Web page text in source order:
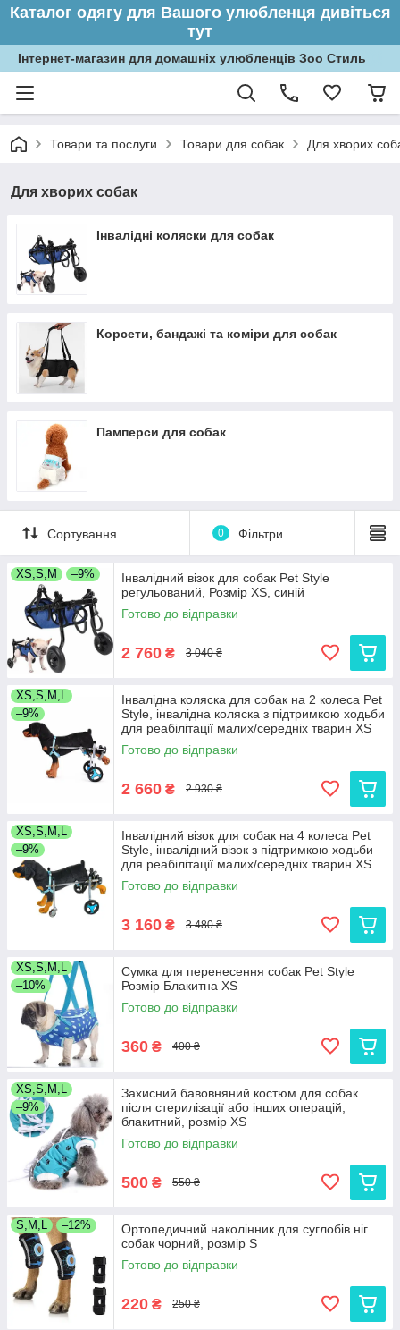
Каталог одягу для Вашого улюбленця дивіться
тут
Інтернет-магазин для домашніх улюбленців Зоо Стиль
Товари та послуги Товари для собак Для хворих
Для хворих собак
Інвалідні коляски для собак
Корсети, бандажі та коміри для собак
Памперси для собак
Сортування 0 Фільтри
XS,S,M –9%
Інвалідний візок для собак Pet Style
регульований, Розмір XS, синій
Готово до відправки
2 760 ₴ 3 040 ₴
XS,S,M,L
–9%
Інвалідна коляска для собак на 2 колеса Pet
Style, інвалідна коляска з підтримкою ходьби
для реабілітації малих/середніх тварин XS
Готово до відправки
2 660 ₴ 2 930 ₴
XS,S,M,L
–9%
Інвалідний візок для собак на 4 колеса Pet
Style, інвалідний візок з підтримкою ходьби
для реабілітації малих/середніх тварин XS
Готово до відправки
3 160 ₴ 3 480 ₴
XS,S,M,L
–10%
Сумка для перенесення собак Pet Style
Розмір Блакитна XS
Готово до відправки
360 ₴ 400 ₴
XS,S,M,L
–9%
Захисний бавовняний костюм для собак
після стерилізації або інших операцій,
блакитний, розмір XS
Готово до відправки
500 ₴ 550 ₴
S,M,L –12%
Ортопедичний наколінник для суглобів ніг
собак чорний, розмір S
Готово до відправки
220 ₴ 250 ₴